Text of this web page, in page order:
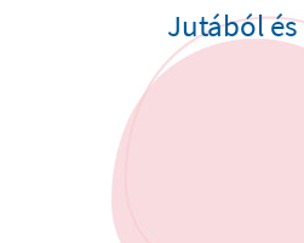
Jutából